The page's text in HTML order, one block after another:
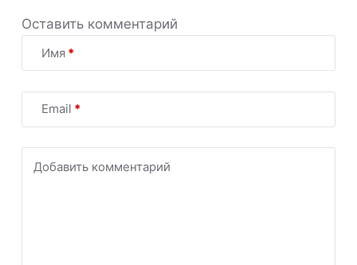
Оставить комментарий
Имя *
Email *
Добавить комментарий